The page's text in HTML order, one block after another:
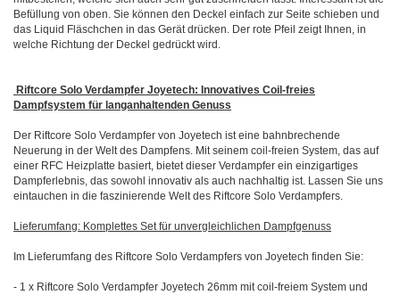
Befüllung von oben. Sie können den Deckel einfach zur Seite schieben und
das Liquid Fläschchen in das Gerät drücken. Der rote Pfeil zeigt Ihnen, in
welche Richtung der Deckel gedrückt wird.
Riftcore Solo Verdampfer Joyetech: Innovatives Coil-freies
Dampfsystem für langanhaltenden Genuss
Der Riftcore Solo Verdampfer von Joyetech ist eine bahnbrechende
Neuerung in der Welt des Dampfens. Mit seinem coil-freien System, das auf
einer RFC Heizplatte basiert, bietet dieser Verdampfer ein einzigartiges
Dampferlebnis, das sowohl innovativ als auch nachhaltig ist. Lassen Sie uns
eintauchen in die faszinierende Welt des Riftcore Solo Verdampfers.
Lieferumfang: Komplettes Set für unvergleichlichen Dampfgenuss
Im Lieferumfang des Riftcore Solo Verdampfers von Joyetech finden Sie:
- 1 x Riftcore Solo Verdampfer Joyetech 26mm mit coil-freiem System und